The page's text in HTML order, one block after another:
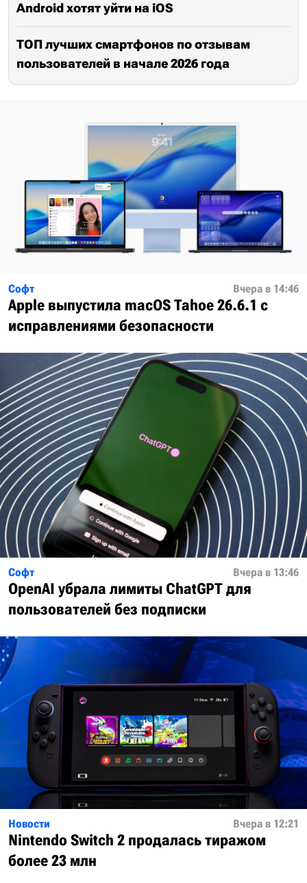
Android хотят уйти на iOS
ТОП лучших смартфонов по отзывам
пользователей в начале 2026 года
Софт Вчера в 14:46
Apple выпустила macOS Tahoe 26.6.1 с
исправлениями безопасности
Софт Вчера в 13:46
OpenAI убрала лимиты ChatGPT для
пользователей без подписки
Новости Вчера в 12:21
Nintendo Switch 2 продалась тиражом
более 23 млн